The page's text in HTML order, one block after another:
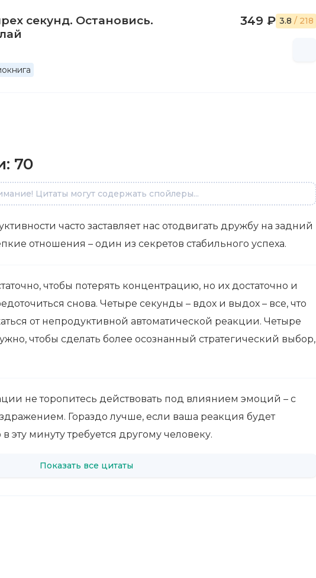
секунд. Остановись.
349 ₽ 3.8 / 218
70
Цитаты могут содержать спойлеры...
часто заставляет нас отодвигать дружбу на задний
отношения – один из секретов стабильного успеха.
чтобы потерять концентрацию, но их достаточно и
снова. Четыре секунды – вдох и выдох – все, что
от непродуктивной автоматической реакции. Четыре
чтобы сделать более осознанный стратегический выбор,
не торопитесь действовать под влиянием эмоций – с
Гораздо лучше, если ваша реакция будет
эту минуту требуется другому человеку.
Показать все цитаты